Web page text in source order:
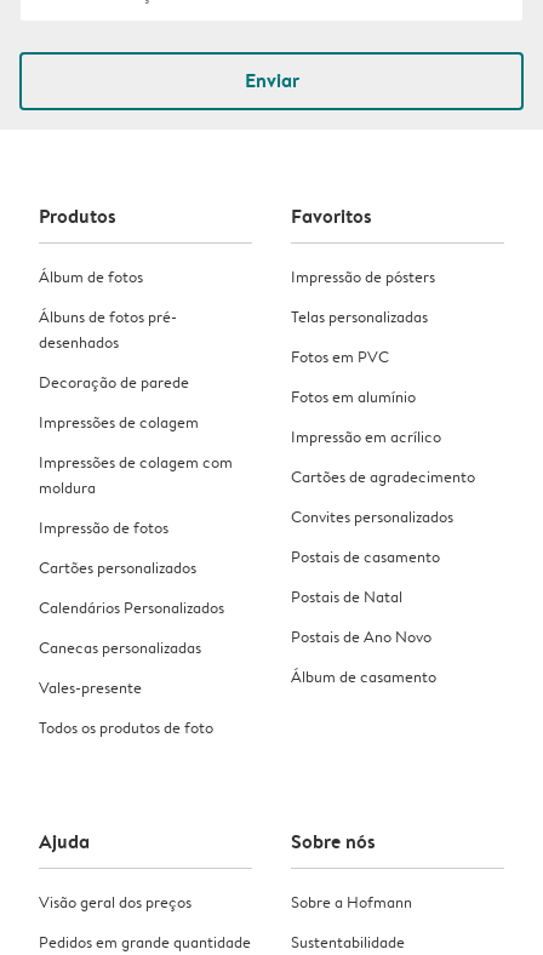
Enviar
Produtos
Álbum de fotos
Álbuns de fotos pré-
desenhados
Decoração de parede
Impressões de colagem
Impressões de colagem com
moldura
Impressão de fotos
Cartões personalizados
Calendários Personalizados
Canecas personalizadas
Vales-presente
Todos os produtos de foto
Favoritos
Impressão de pósters
Telas personalizadas
Fotos em PVC
Fotos em alumínio
Impressão em acrílico
Cartões de agradecimento
Convites personalizados
Postais de casamento
Postais de Natal
Postais de Ano Novo
Álbum de casamento
Ajuda
Visão geral dos preços
Pedidos em grande quantidade
Sobre nós
Sobre a Hofmann
Sustentabilidade